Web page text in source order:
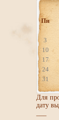
Пн
3
10
17
24
31
Для
дату